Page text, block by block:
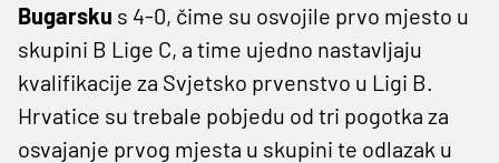
Bugarsku s 4-0, čime su osvojile prvo mjesto u
skupini B Lige C, a time ujedno nastavljaju
kvalifikacije za Svjetsko prvenstvo u Ligi B.
Hrvatice su trebale pobjedu od tri pogotka za
osvajanje prvog mjesta u skupini te odlazak u